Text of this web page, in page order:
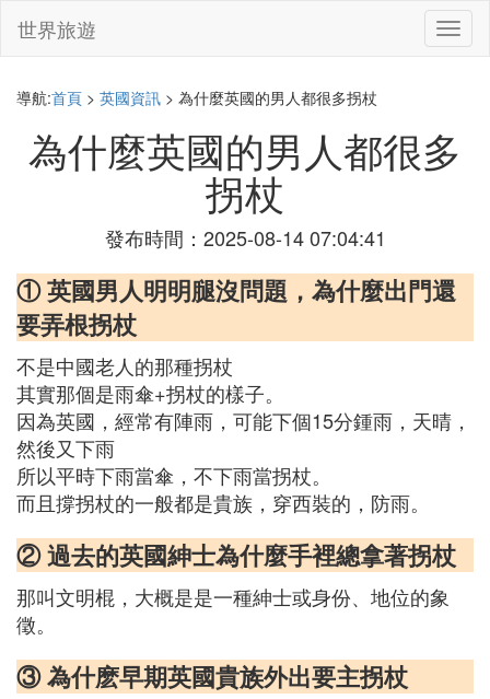
切
換
世界旅遊
導航:首頁 > 英國資訊 > 為什麼英國的男人都很多拐杖
為什麼英國的男人都很多
拐杖
發布時間：2025-08-14 07:04:41
① 英國男人明明腿沒問題，為什麼出門還
要弄根拐杖
不是中國老人的那種拐杖
其實那個是雨傘+拐杖的樣子。
因為英國，經常有陣雨，可能下個15分鍾雨，天晴，
然後又下雨
所以平時下雨當傘，不下雨當拐杖。
而且撐拐杖的一般都是貴族，穿西裝的，防雨。
② 過去的英國紳士為什麼手裡總拿著拐杖
那叫文明棍，大概是是一種紳士或身份、地位的象
徵。
③ 為什麽早期英國貴族外出要主拐杖